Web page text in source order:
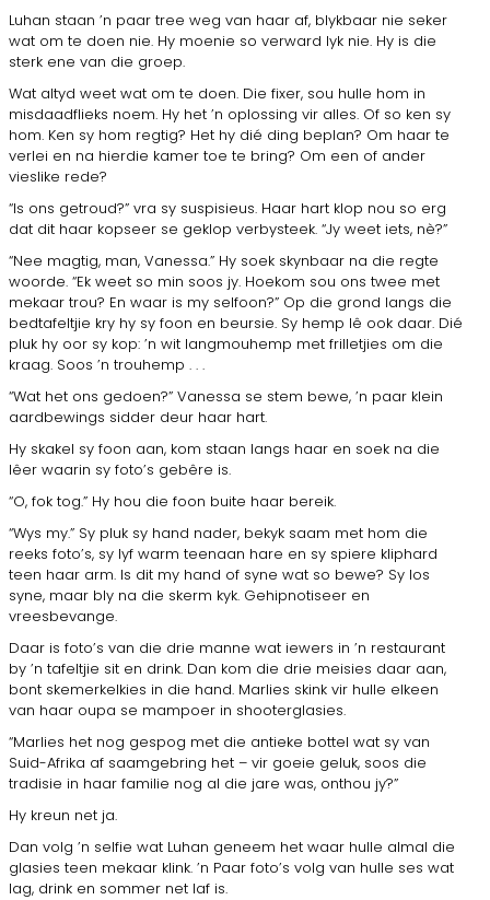
Luhan staan ’n paar tree weg van haar af, blykbaar nie seker
wat om te doen nie. Hy moenie so verward lyk nie. Hy is die
sterk ene van die groep.
Wat altyd weet wat om te doen. Die fixer, sou hulle hom in
misdaadflieks noem. Hy het ’n oplossing vir alles. Of so ken sy
hom. Ken sy hom regtig? Het hy dié ding beplan? Om haar te
verlei en na hierdie kamer toe te bring? Om een of ander
vieslike rede?
“Is ons getroud?” vra sy suspisieus. Haar hart klop nou so erg
dat dit haar kopseer se geklop verbysteek. “Jy weet iets, nè?”
“Nee magtig, man, Vanessa.” Hy soek skynbaar na die regte
woorde. “Ek weet so min soos jy. Hoekom sou ons twee met
mekaar trou? En waar is my selfoon?” Op die grond langs die
bedtafeltjie kry hy sy foon en beursie. Sy hemp lê ook daar. Dié
pluk hy oor sy kop: ’n wit langmouhemp met frilletjies om die
kraag. Soos ’n trouhemp . . .
“Wat het ons gedoen?” Vanessa se stem bewe, ’n paar klein
aardbewings sidder deur haar hart.
Hy skakel sy foon aan, kom staan langs haar en soek na die
lêer waarin sy foto’s gebêre is.
“O, fok tog.” Hy hou die foon buite haar bereik.
“Wys my.” Sy pluk sy hand nader, bekyk saam met hom die
reeks foto’s, sy lyf warm teenaan hare en sy spiere kliphard
teen haar arm. Is dit my hand of syne wat so bewe? Sy los
syne, maar bly na die skerm kyk. Gehipnotiseer en
vreesbevange.
Daar is foto’s van die drie manne wat iewers in ’n restaurant
by ’n tafeltjie sit en drink. Dan kom die drie meisies daar aan,
bont skemerkelkies in die hand. Marlies skink vir hulle elkeen
van haar oupa se mampoer in shooterglasies.
“Marlies het nog gespog met die antieke bottel wat sy van
Suid-Afrika af saamgebring het – vir goeie geluk, soos die
tradisie in haar familie nog al die jare was, onthou jy?”
Hy kreun net ja.
Dan volg ’n selfie wat Luhan geneem het waar hulle almal die
glasies teen mekaar klink. ’n Paar foto’s volg van hulle ses wat
lag, drink en sommer net laf is.